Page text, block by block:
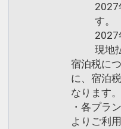
2027
す。
2027
現地
宿泊税に
に、宿泊
なります。
・各プラ
よりご利